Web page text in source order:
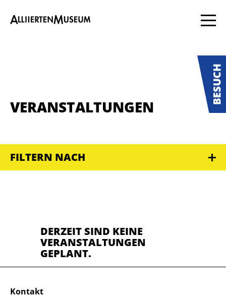
VERANSTALTUNGEN
FILTERN NACH
DERZEIT SIND KEINE
VERANSTALTUNGEN
GEPLANT.
Kontakt